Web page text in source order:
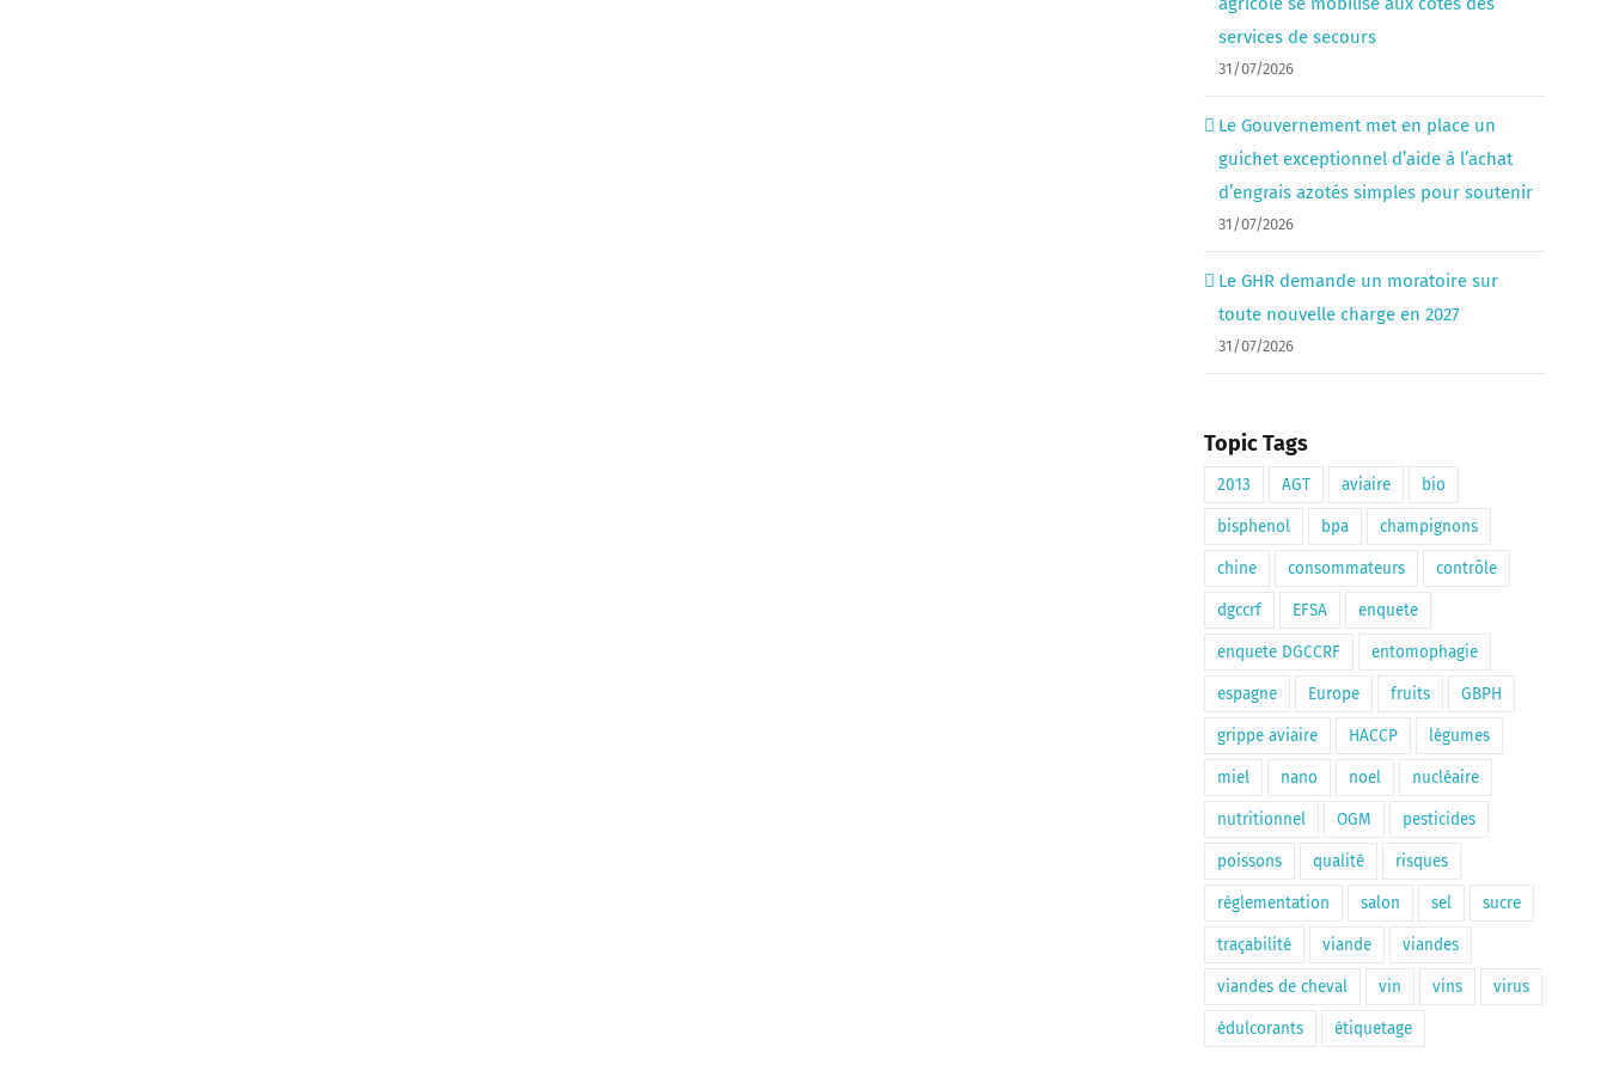
services de secours
31/07/2026
Le Gouvernement met en place un
guichet exceptionnel d’aide à l’achat
d’engrais azotés simples pour soutenir
31/07/2026
Le GHR demande un moratoire sur
toute nouvelle charge en 2027
31/07/2026
Topic Tags
2013 AGT aviaire bio
bisphenol bpa champignons
chine consommateurs contrôle
dgccrf EFSA enquete
enquete DGCCRF entomophagie
espagne Europe fruits GBPH
grippe aviaire HACCP légumes
miel nano noel nucléaire
nutritionnel OGM pesticides
poissons qualité risques
règlementation salon sel sucre
traçabilité viande viandes
viandes de cheval vin vins virus
édulcorants étiquetage